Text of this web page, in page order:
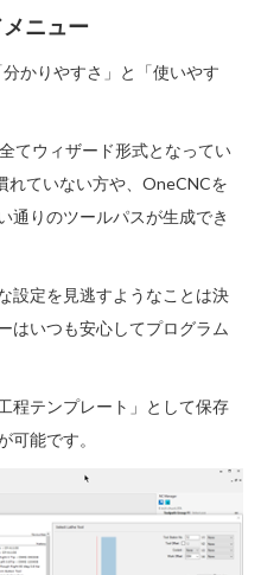
ニュー
かりやすさ」と「使いやす
てウィザード形式となってい
れていない方や、OneCNCを
通りのツールパスが生成でき
設定を見逃すようなことは決
はいつも安心してプログラム
程テンプレート」として保存
可能です。